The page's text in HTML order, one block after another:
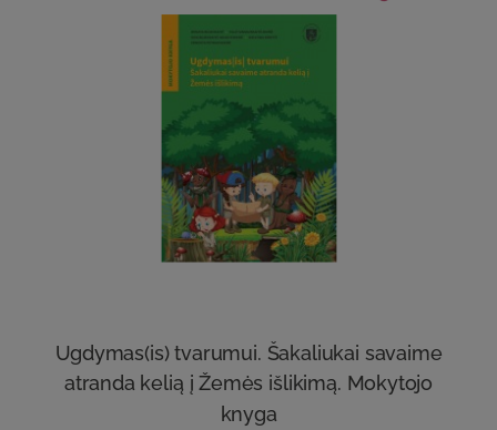
Ugdymas(is) tvarumui. Šakaliukai savaime
atranda kelią į Žemės išlikimą. Mokytojo
knyga